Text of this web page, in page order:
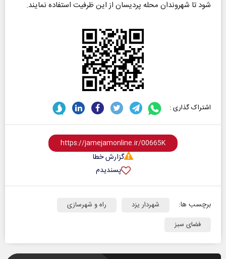
شود تا شهروندان محله پردیسان از این ظرفیت استفاده نمایند.
اشتراک گذاری :
گزارش خطا
پسندیدم
برچسب ها: شهردار یزد
راه و شهرسازی
فضای سبز